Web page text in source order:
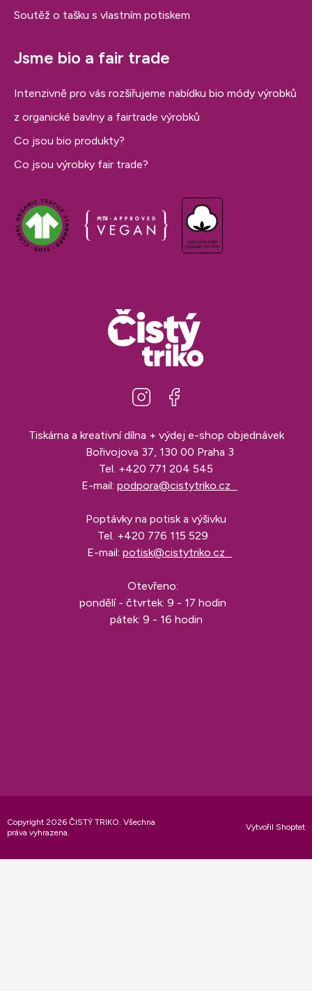
Soutěž o tašku s vlastním potiskem
Jsme bio a fair trade
Intenzivně pro vás rozšiřujeme nabídku bio módy výrobků
z organické bavlny a fairtrade výrobků
Co jsou bio produkty?
Co jsou výrobky fair trade?
Tiskárna a kreativní dílna + výdej e-shop objednávek
Bořivojova 37, 130 00 Praha 3
Tel. +420 771 204 545
E-mail: podpora@cistytriko.cz
Poptávky na potisk a výšivku
Tel. +420 776 115 529
E-mail: potisk@cistytriko.cz
Otevřeno:
pondělí - čtvrtek: 9 - 17 hodin
pátek: 9 - 16 hodin
Vytvořil Shoptet
Copyright 2026 ČISTÝ TRIKO . Všechna
práva vyhrazena.